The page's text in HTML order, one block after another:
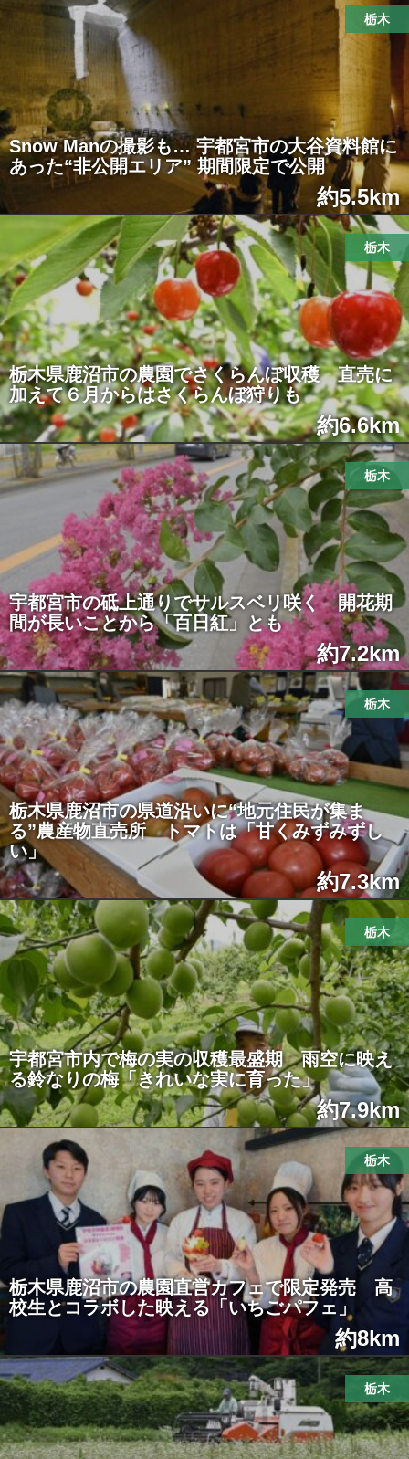
栃木
Snow Manの撮影も… 宇都宮市の大谷資料館に
あった“非公開エリア” 期間限定で公開
約5.5km
栃木
栃木県鹿沼市の農園でさくらんぼ収穫 直売に
加えて６月からはさくらんぼ狩りも
約6.6km
栃木
宇都宮市の砥上通りでサルスベリ咲く 開花期
間が長いことから「百日紅」とも
約7.2km
栃木
栃木県鹿沼市の県道沿いに“地元住民が集ま
る”農産物直売所 トマトは「甘くみずみずし
い」
約7.3km
栃木
宇都宮市内で梅の実の収穫最盛期 雨空に映え
る鈴なりの梅「きれいな実に育った」
約7.9km
栃木
栃木県鹿沼市の農園直営カフェで限定発売 高
校生とコラボした映える「いちごパフェ」
約8km
栃木